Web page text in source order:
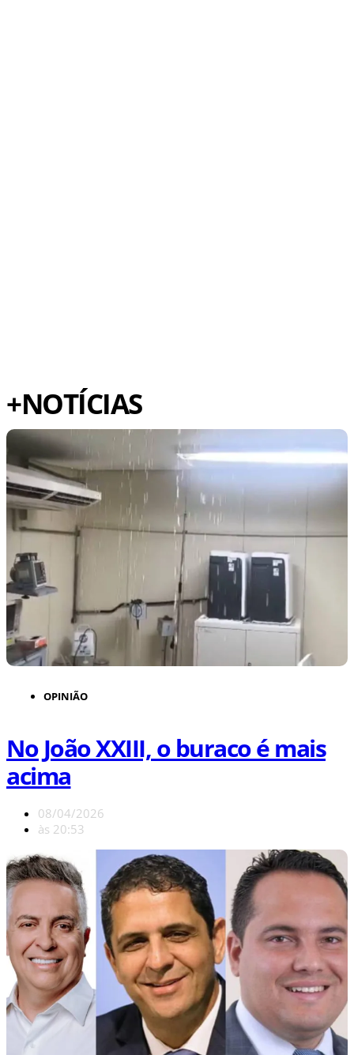
+NOTÍCIAS
OPINIÃO
No João XXIII, o buraco é mais
acima
08/04/2026
às 20:53